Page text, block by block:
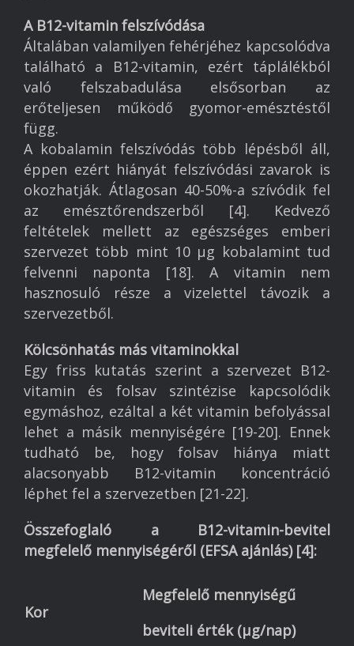
A B12-vitamin felszívódása
Általában valamilyen fehérjéhez kapcsolódva
található a B12-vitamin, ezért táplálékból
való felszabadulása elsősorban az
erőteljesen működő gyomor-emésztéstől
függ.
A kobalamin felszívódás több lépésből áll,
éppen ezért hiányát felszívódási zavarok is
okozhatják. Átlagosan 40-50%-a szívódik fel
az emésztőrendszerből [4]. Kedvező
feltételek mellett az egészséges emberi
szervezet több mint 10 µg kobalamint tud
felvenni naponta [18]. A vitamin nem
hasznosuló része a vizelettel távozik a
szervezetből.
Kölcsönhatás más vitaminokkal
Egy friss kutatás szerint a szervezet B12-
vitamin és folsav szintézise kapcsolódik
egymáshoz, ezáltal a két vitamin befolyással
lehet a másik mennyiségére [19-20]. Ennek
tudható be, hogy folsav hiánya miatt
alacsonyabb B12-vitamin koncentráció
léphet fel a szervezetben [21-22].
Összefoglaló a B12-vitamin-bevitel
megfelelő mennyiségéről (EFSA ajánlás) [4]:
Kor
Megfelelő mennyiségű
beviteli érték (µg/nap)